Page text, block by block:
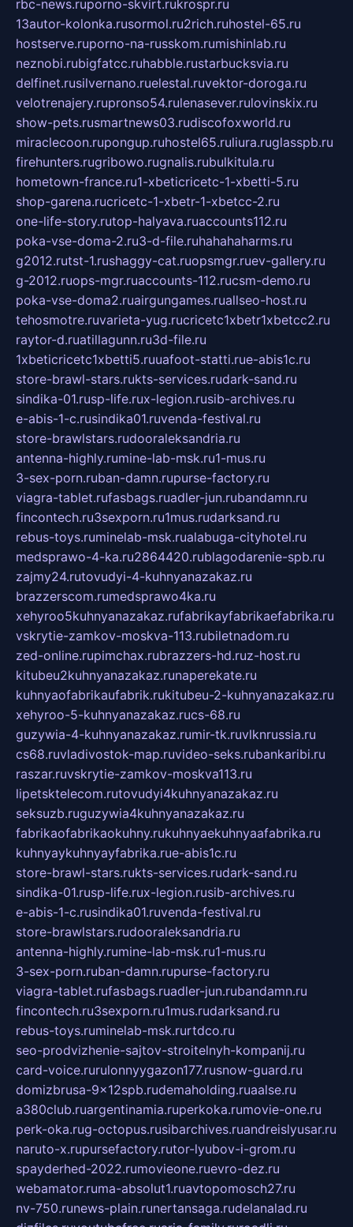
rbc-news.ruporno-skvirt.rukrospr.ru
13autor-kolonka.rusormol.ru2rich.ruhostel-65.ru
hostserve.ruporno-na-russkom.rumishinlab.ru
neznobi.rubigfatcc.ruhabble.rustarbucksvia.ru
delfinet.rusilvernano.ruelestal.ruvektor-doroga.ru
velotrenajery.rupronso54.rulenasever.rulovinskix.ru
show-pets.rusmartnews03.rudiscofoxworld.ru
miraclecoon.rupongup.ruhostel65.ruliura.ruglasspb.ru
firehunters.rugribowo.rugnalis.rubulkitula.ru
hometown-france.ru1-xbeticricetc-1-xbetti-5.ru
shop-garena.rucricetc-1-xbetr-1-xbetcc-2.ru
one-life-story.rutop-halyava.ruaccounts112.ru
poka-vse-doma-2.ru3-d-file.ruhahahaharms.ru
g2012.rutst-1.rushaggy-cat.ruopsmgr.ruev-gallery.ru
g-2012.ruops-mgr.ruaccounts-112.rucsm-demo.ru
poka-vse-doma2.ruairgungames.ruallseo-host.ru
tehosmotre.ruvarieta-yug.rucricetc1xbetr1xbetcc2.ru
raytor-d.ruatillagunn.ru3d-file.ru
1xbeticricetc1xbetti5.ruuafoot-statti.rue-abis1c.ru
store-brawl-stars.rukts-services.rudark-sand.ru
sindika-01.rusp-life.rux-legion.rusib-archives.ru
e-abis-1-c.rusindika01.ruvenda-festival.ru
store-brawlstars.rudooraleksandria.ru
antenna-highly.rumine-lab-msk.ru1-mus.ru
3-sex-porn.ruban-damn.rupurse-factory.ru
viagra-tablet.rufasbags.ruadler-jun.rubandamn.ru
fincontech.ru3sexporn.ru1mus.rudarksand.ru
rebus-toys.ruminelab-msk.rualabuga-cityhotel.ru
medsprawo-4-ka.ru2864420.rublagodarenie-spb.ru
zajmy24.rutovudyi-4-kuhnyanazakaz.ru
brazzerscom.rumedsprawo4ka.ru
xehyroo5kuhnyanazakaz.rufabrikayfabrikaefabrika.ru
vskrytie-zamkov-moskva-113.rubiletnadom.ru
zed-online.rupimchax.rubrazzers-hd.ruz-host.ru
kitubeu2kuhnyanazakaz.runaperekate.ru
kuhnyaofabrikaufabrik.rukitubeu-2-kuhnyanazakaz.ru
xehyroo-5-kuhnyanazakaz.rucs-68.ru
guzywia-4-kuhnyanazakaz.rumir-tk.ruvlknrussia.ru
cs68.ruvladivostok-map.ruvideo-seks.rubankaribi.ru
raszar.ruvskrytie-zamkov-moskva113.ru
lipetsktelecom.rutovudyi4kuhnyanazakaz.ru
seksuzb.ruguzywia4kuhnyanazakaz.ru
fabrikaofabrikaokuhny.rukuhnyaekuhnyaafabrika.ru
kuhnyaykuhnyayfabrika.rue-abis1c.ru
store-brawl-stars.rukts-services.rudark-sand.ru
sindika-01.rusp-life.rux-legion.rusib-archives.ru
e-abis-1-c.rusindika01.ruvenda-festival.ru
store-brawlstars.rudooraleksandria.ru
antenna-highly.rumine-lab-msk.ru1-mus.ru
3-sex-porn.ruban-damn.rupurse-factory.ru
viagra-tablet.rufasbags.ruadler-jun.rubandamn.ru
fincontech.ru3sexporn.ru1mus.rudarksand.ru
rebus-toys.ruminelab-msk.rurtdco.ru
seo-prodvizhenie-sajtov-stroitelnyh-kompanij.ru
card-voice.rurulonnyygazon177.rusnow-guard.ru
domizbrusa-9x12spb.rudemaholding.ruaalse.ru
a380club.ruargentinamia.ruperkoka.rumovie-one.ru
perk-oka.rug-octopus.rusibarchives.ruandreislyusar.ru
naruto-x.rupursefactory.rutor-lyubov-i-grom.ru
spayderhed-2022.rumovieone.ruevro-dez.ru
webamator.ruma-absolut1.ruavtopomosch27.ru
nv-750.runews-plain.runertansaga.rudelanalad.ru